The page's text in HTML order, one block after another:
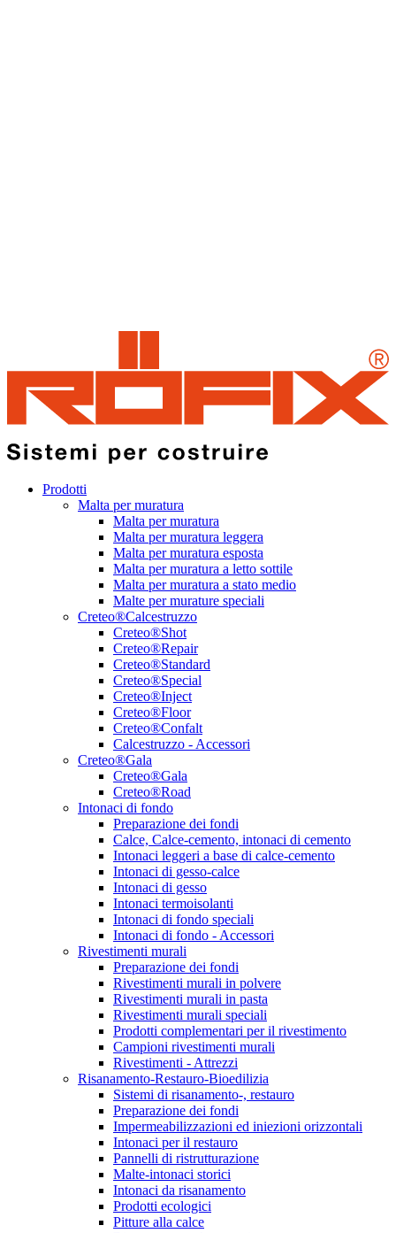
Prodotti
Malta per muratura
Malta per muratura
Malta per muratura leggera
Malta per muratura esposta
Malta per muratura a letto sottile
Malta per muratura a stato medio
Malte per murature speciali
Creteo®Calcestruzzo
Creteo®Shot
Creteo®Repair
Creteo®Standard
Creteo®Special
Creteo®Inject
Creteo®Floor
Creteo®Confalt
Calcestruzzo - Accessori
Creteo®Gala
Creteo®Gala
Creteo®Road
Intonaci di fondo
Preparazione dei fondi
Calce, Calce-cemento, intonaci di cemento
Intonaci leggeri a base di calce-cemento
Intonaci di gesso-calce
Intonaci di gesso
Intonaci termoisolanti
Intonaci di fondo speciali
Intonaci di fondo - Accessori
Rivestimenti murali
Preparazione dei fondi
Rivestimenti murali in polvere
Rivestimenti murali in pasta
Rivestimenti murali speciali
Prodotti complementari per il rivestimento
Campioni rivestimenti murali
Rivestimenti - Attrezzi
Risanamento-Restauro-Bioedilizia
Sistemi di risanamento-, restauro
Preparazione dei fondi
Impermeabilizzazioni ed iniezioni orizzontali
Intonaci per il restauro
Pannelli di ristrutturazione
Malte-intonaci storici
Intonaci da risanamento
Prodotti ecologici
Pitture alla calce